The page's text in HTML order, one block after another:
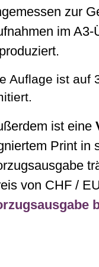
zur
im A3-
Auflage ist auf
ist eine
Print in
von CHF /